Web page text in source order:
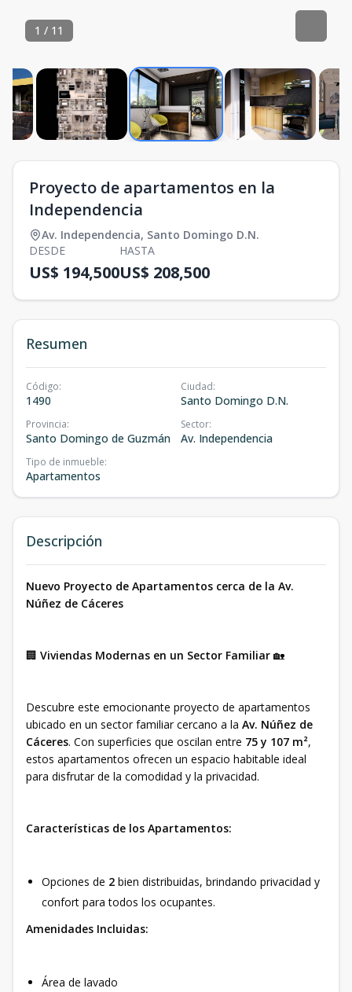
1 / 11
Proyecto de apartamentos en la
Independencia
Av. Independencia, Santo Domingo D.N.
DESDE
US$ 194,500
HASTA
US$ 208,500
Resumen
Código:
1490
Ciudad:
Santo Domingo D.N.
Provincia:
Santo Domingo de Guzmán
Sector:
Av. Independencia
Tipo de inmueble:
Apartamentos
Descripción
Nuevo Proyecto de Apartamentos cerca de la Av.
Núñez de Cáceres
🏢 Viviendas Modernas en un Sector Familiar 🏡
Descubre este emocionante proyecto de apartamentos
ubicado en un sector familiar cercano a la Av. Núñez de
Cáceres. Con superficies que oscilan entre 75 y 107 m²,
estos apartamentos ofrecen un espacio habitable ideal
para disfrutar de la comodidad y la privacidad.
Características de los Apartamentos:
Opciones de 2 bien distribuidas, brindando privacidad y
confort para todos los ocupantes.
Amenidades Incluidas:
Área de lavado